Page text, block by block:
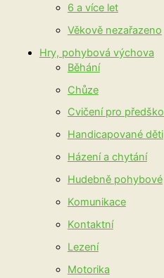
6 a více let
Věkově nezařazeno
Hry, pohybová výchova
Běhání
Chůze
Cvičení pro
Handicapované děti
Házení a chytání
Hudebně pohybové
Komunikace
Kontaktní
Lezení
Motorika